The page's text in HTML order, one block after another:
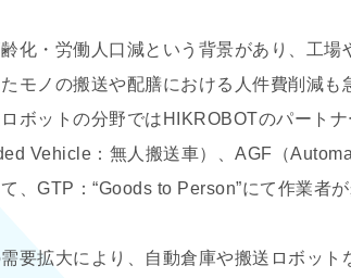
化・労働人口減という背景があり、工
モノの搬送や配膳における人件費削減も
ボットの分野ではHIKROBOTのパートナ
Vehicle：無人搬送車）、AGF（
、GTP：“Goods to Person”にて作業者
要拡大により、自動倉庫や搬送ロボット